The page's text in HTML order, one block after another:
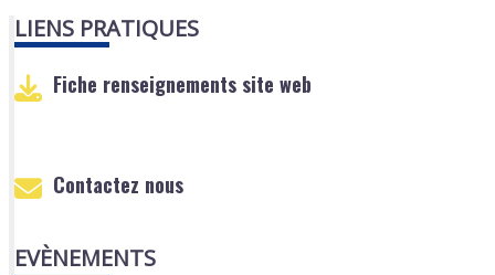
LIENS PRATIQUES
Fiche renseignements site web
Contactez nous
EVÈNEMENTS